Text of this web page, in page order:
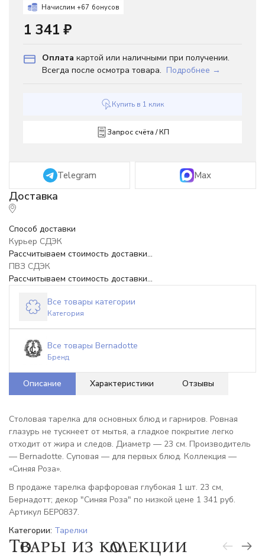
Начислим +67 бонусов
1 341 ₽
Оплата картой или наличными при получении.
Всегда после осмотра товара. Подробнее →
Купить в 1 клик
Запрос счёта / КП
Telegram Max
Способ доставки
Курьер СДЭК
Рассчитываем стоимость доставки...
ПВЗ СДЭК
Рассчитываем стоимость доставки...
Все товары категории
Категория
Все товары Bernadotte
Бренд
Описание Характеристики Отзывы
Столовая тарелка для основных блюд и гарниров. Ровная
глазурь не тускнеет от мытья, а гладкое покрытие легко
отходит от жира и следов. Диаметр — 23 см. Производитель
— Bernadotte. Суповая — для первых блюд. Коллекция —
«Синяя Роза».
В продаже тарелка фарфоровая глубокая 1 шт. 23 см,
Бернадотт; декор "Синяя Роза" по низкой цене 1 341 руб.
Артикул БЕР0837.
Категории: Тарелки
Товары из коллекции